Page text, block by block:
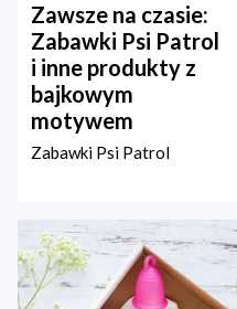
Zawsze na czasie:
Zabawki Psi Patrol
i inne produkty z
bajkowym
motywem
Zabawki Psi Patrol